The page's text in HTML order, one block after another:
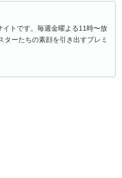
トです。毎週金曜よる11時〜放
ーたちの素顔を引き出すプレミ